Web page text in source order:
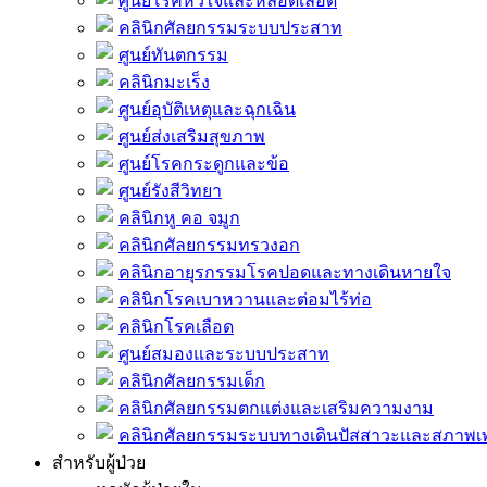
คลินิกศัลยกรรมระบบประสาท
ศูนย์ทันตกรรม
คลินิกมะเร็ง
ศูนย์อุบัติเหตุและฉุกเฉิน
ศูนย์ส่งเสริมสุขภาพ
ศูนย์โรคกระดูกและข้อ
ศูนย์รังสีวิทยา
คลินิกหู คอ จมูก
คลินิกศัลยกรรมทรวงอก
คลินิกอายุรกรรมโรคปอดและทางเดินหายใจ
คลินิกโรคเบาหวานและต่อมไร้ท่อ
คลินิกโรคเลือด
ศูนย์สมองและระบบประสาท
คลินิกศัลยกรรมเด็ก
คลินิกศัลยกรรมตกแต่งและเสริมความงาม
คลินิกศัลยกรรมระบบทางเดินปัสสาวะและสภาพเ
สำหรับผู้ป่วย